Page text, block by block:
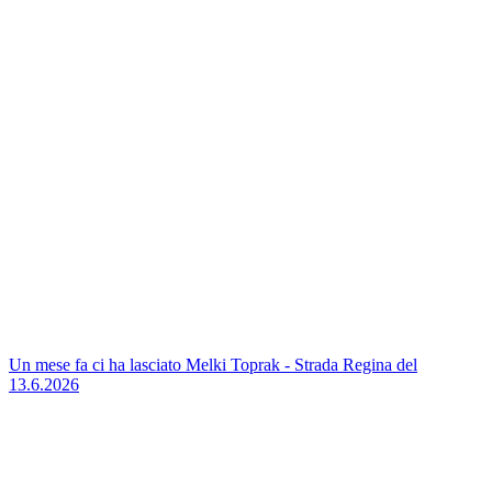
Un mese fa ci ha lasciato Melki Toprak - Strada Regina del
13.6.2026